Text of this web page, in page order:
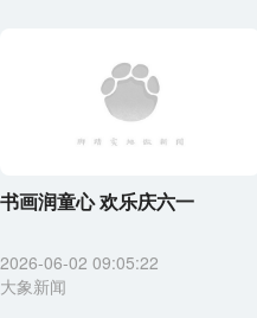
书画润童心 欢乐庆六一
2026-06-02 09:05:22
大象新闻